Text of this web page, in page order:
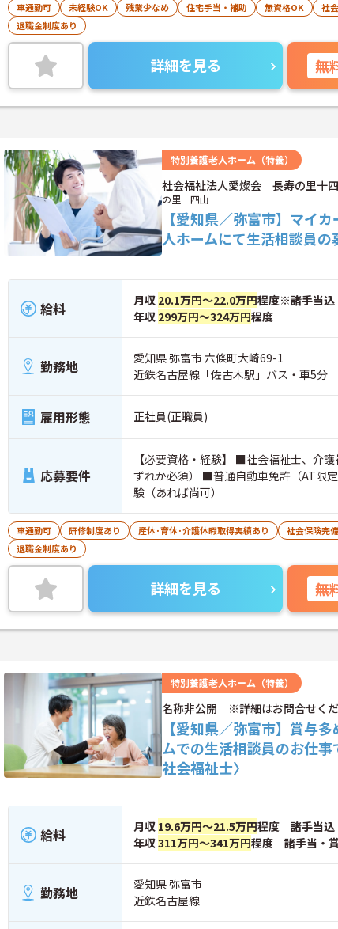
車通勤可 未経験OK 残業少なめ 住宅手当・補助 無資格OK 社
退職金制度あり
詳細を見る 無
特別養護老人ホーム（特養）
社会福祉法人愛燦会 長寿の里十
の里十四山
【愛知県／弥富市】マイ
人ホームにて生活相談員の
給料 月収 20.1万円～22.0万円程度※諸手当込
年収 299万円～324万円程度
勤務地
愛知県 弥富市 六條町大崎69-1
近鉄名古屋線「佐古木駅」バス・車5分
雇用形態 正社員(正職員)
応募要件
【必要資格・経験】 ■社会福祉士、介
ずれか必須） ■普通自動車免許（AT限
験（あれば尚可）
車通勤可 研修制度あり 産休･育休･介護休暇取得実績あり 社会保険完備
退職金制度あり
詳細を見る 無
特別養護老人ホーム（特養）
名称非公開 ※詳細はお問合せく
【愛知県／弥富市】賞与
ムでの生活相談員のお仕事
社会福祉士〉
給料 月収 19.6万円～21.5万円程度 諸手当込
年収311万円～341万円程度 諸手当・
勤務地
愛知県 弥富市
近鉄名古屋線